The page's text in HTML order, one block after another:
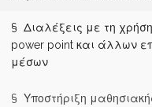
§ Διαλέξεις με τη χρήση
power point και άλλων
μέσων
§ Υποστήριξη